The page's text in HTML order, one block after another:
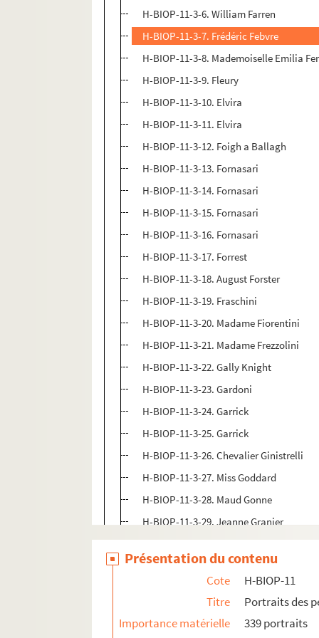
H-BIOP-11-3-6. William Farren
H-BIOP-11-3-7. Frédéric Febvre
H-BIOP-11-3-8. Mademoiselle Emilia
H-BIOP-11-3-9. Fleury
H-BIOP-11-3-10. Elvira
H-BIOP-11-3-11. Elvira
H-BIOP-11-3-12. Foigh a Ballagh
H-BIOP-11-3-13. Fornasari
H-BIOP-11-3-14. Fornasari
H-BIOP-11-3-15. Fornasari
H-BIOP-11-3-16. Fornasari
H-BIOP-11-3-17. Forrest
H-BIOP-11-3-18. August Forster
H-BIOP-11-3-19. Fraschini
H-BIOP-11-3-20. Madame Fiorentini
H-BIOP-11-3-21. Madame Frezzolini
H-BIOP-11-3-22. Gally Knight
H-BIOP-11-3-23. Gardoni
H-BIOP-11-3-24. Garrick
H-BIOP-11-3-25. Garrick
H-BIOP-11-3-26. Chevalier Ginistrelli
H-BIOP-11-3-27. Miss Goddard
H-BIOP-11-3-28. Maud Gonne
H-BIOP-11-3-29. Jeanne Granier
H-BIOP-11-3-30. Lucile Grahn
H-BIOP-11-3-31. Mademoiselle Grassari
H-BIOP-11-3-32. Grille d'égout la
H-BIOP-11-3-33. Carlotta Grisi
H-BIOP-11-3-34. Carlotta Grisi
Présentation du contenu
Cote
H-BIOP-11
Titre
Portraits des
Importance matérielle
339 portraits